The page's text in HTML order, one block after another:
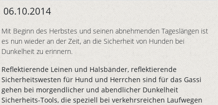
06.10.2014
Mit Beginn des Herbstes und seinen abnehmenden Tageslängen ist
es nun wieder an der Zeit, an die Sicherheit von Hunden bei
Dunkelheit zu erinnern.
Reflektierende Leinen und Halsbänder, reflektierende
Sicherheitswesten für Hund und Herrchen sind für das Gassi
gehen bei morgendlicher und abendlicher Dunkelheit
Sicherheits-Tools, die speziell bei verkehrsreichen Laufwegen